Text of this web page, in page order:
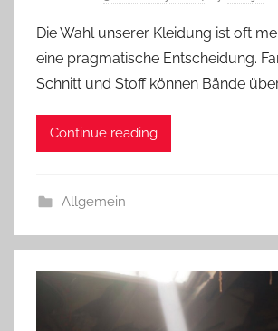
Die Wahl unserer Kleidung ist oft
eine pragmatische Entscheidung.
Schnitt und Stoff können Bände
Continue reading
Allgemein